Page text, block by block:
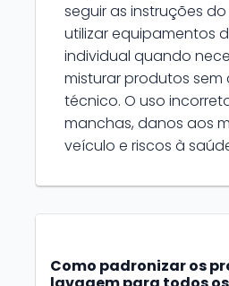
seguir as instruções
utilizar equipamentos
individual quando
misturar produtos
técnico. O uso
manchas, danos aos
veículo e riscos à
Como padronizar os